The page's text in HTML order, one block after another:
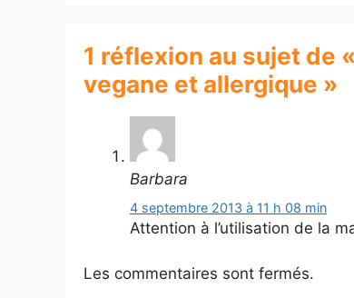
1 réflexion au sujet de
vegane et allergique »
Barbara
4 septembre 2013 à 11 h 08 min
Attention à l’utilisation de la
Les commentaires sont fermés.